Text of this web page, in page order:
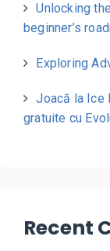
Unlocking
beginner’s
Exploring
Joacă la Ice
gratuite cu
Recent